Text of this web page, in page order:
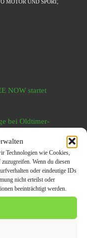
Technologien wie Cookies,
Wenn du diesen
oder eindeutige IDs
nicht erteilst oder
beeinträchtigt werden.
MOTOR UND SPORT,
NOW startet
bei Oldtimer-